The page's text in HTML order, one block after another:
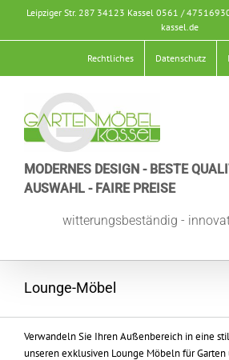
springen
Leipziger Str. 287 34123 Kassel 0561 /
kassel.de
Rechtliches Datenschutz
MODERNES DESIGN - BESTE
AUSWAHL - FAIRE PREISE
witterungsbeständig -
Lounge-Möbel
Verwandeln Sie Ihren Außenbereich in eine
unseren exklusiven Lounge Möbeln für Garten